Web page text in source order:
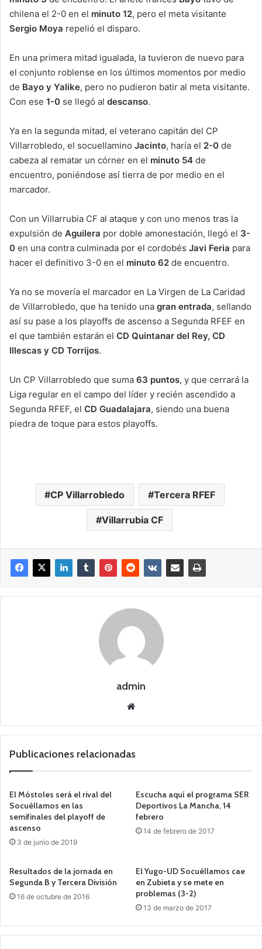
chilena el 2-0 en el minuto 12, pero el meta visitante
Sergio Moya repelió el disparo.
En una primera mitad igualada, la tuvieron de nuevo para
el conjunto roblense en los últimos momentos por medio
de Bayo y Yalike, pero no pudieron batir al meta visitante.
Con ese 1-0 se llegó al descanso.
Ya en la segunda mitad, el veterano capitán del CP
Villarrobledo, el socuellamino Jacinto, haría el 2-0 de
cabeza al rematar un córner en el minuto 54 de
encuentro, poniéndose así tierra de por medio en el
marcador.
Con un Villarrubia CF al ataque y con uno menos tras la
expulsión de Aguilera por doble amonestación, llegó el 3-
0 en una contra culminada por el cordobés Javi Feria para
hacer el definitivo 3-0 en el minuto 62 de encuentro.
Ya no se movería el marcador en La Virgen de La Caridad
de Villarrobledo, que ha tenido una gran entrada, sellando
así su pase a los playoffs de ascenso a Segunda RFEF en
el que también estarán el CD Quintanar del Rey, CD
Illescas y CD Torrijos.
Un CP Villarrobledo que suma 63 puntos, y que cerrará la
Liga regular en el campo del líder y recién ascendido a
Segunda RFEF, el CD Guadalajara, siendo una buena
piedra de toque para estos playoffs.
CP Villarrobledo Tercera RFEF
Villarrubia CF
admin
we
Publicaciones relacionadas
El Móstoles será el rival del
Socuéllamos en las
semifinales del playoff de
ascenso
3 de junio de 2019
Escucha aquí el programa SER
Deportivos La Mancha, 14
febrero
14 de febrero de 2017
Resultados de la jornada en
Segunda B y Tercera División
16 de octubre de 2016
El Yugo-UD Socuéllamos cae
en Zubieta y se mete en
problemas (3-2)
13 de marzo de 2017